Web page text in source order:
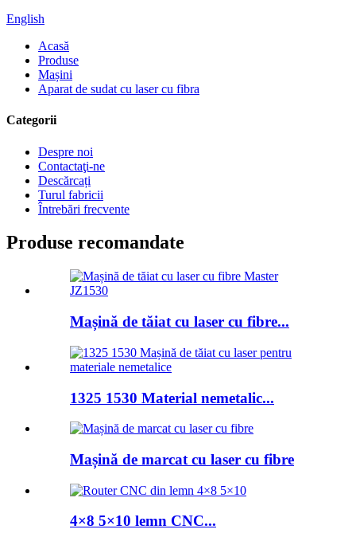
English
Acasă
Produse
Mașini
Aparat de sudat cu laser cu fibra
Categorii
Despre noi
Contactaţi-ne
Descărcați
Turul fabricii
Întrebări frecvente
Produse recomandate
Mașină de tăiat cu laser cu fibre...
1325 1530 Material nemetalic...
Mașină de marcat cu laser cu fibre
4×8 5×10 lemn CNC...